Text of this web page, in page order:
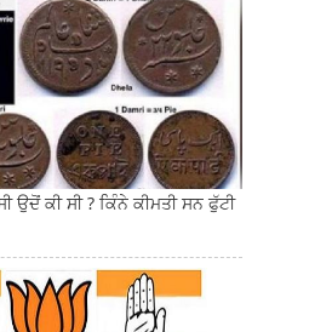
ਕੀ ਸੀ ? ਕਿੰਨੇ ਕੀਮਤੀ ਸਨ ਫੁੱਟੀ